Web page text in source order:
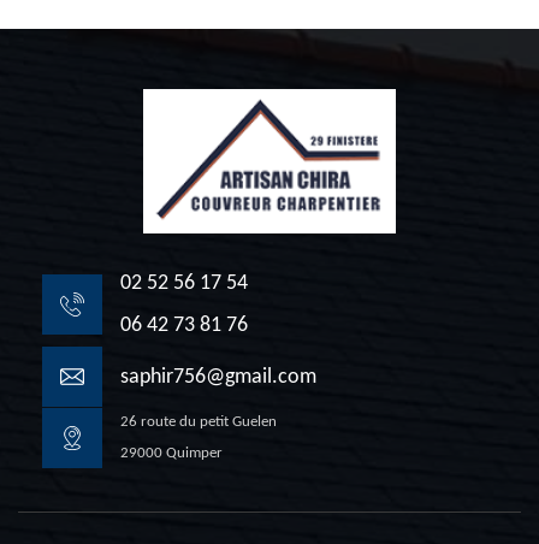
02 52 56 17 54
06 42 73 81 76
saphir756@gmail.com
26 route du petit Guelen
29000 Quimper